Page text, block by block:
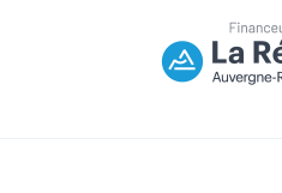
sont manipulées.